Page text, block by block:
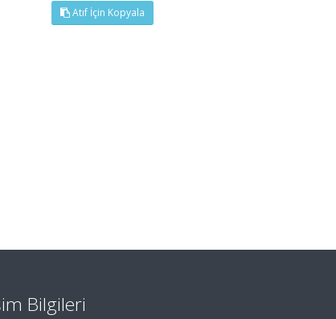
Atıf İçin Kopyala
Bilgileri